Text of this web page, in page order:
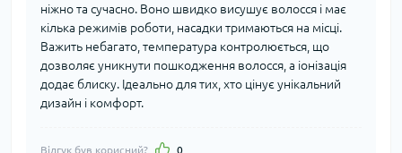
ніжно та сучасно. Воно швидко висушує волосся і має
кілька режимів роботи, насадки тримаються на місці.
Важить небагато, температура контролюється, що
дозволяє уникнути пошкодження волосся, а іонізація
додає блиску. Ідеально для тих, хто цінує унікальний
дизайн і комфорт.
Відгук був корисний? 0